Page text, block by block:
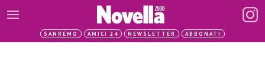
SANREMO AMICI 24 NEWSLETTER ABBONATI